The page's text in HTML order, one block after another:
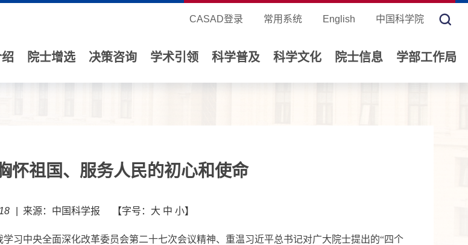
CASAD登录 常用系统 English 中国科学院
院士增选 决策咨询 学术引领 科学普及 科学文化 院士信息 学部工作局
怀祖国、服务人民的初心和使命
来源：中国科学报 【字号： 大 中 小】
习中央全面深化改革委员会第二十七次会议精神、重温习近平总书记对广大院士提出的“四个